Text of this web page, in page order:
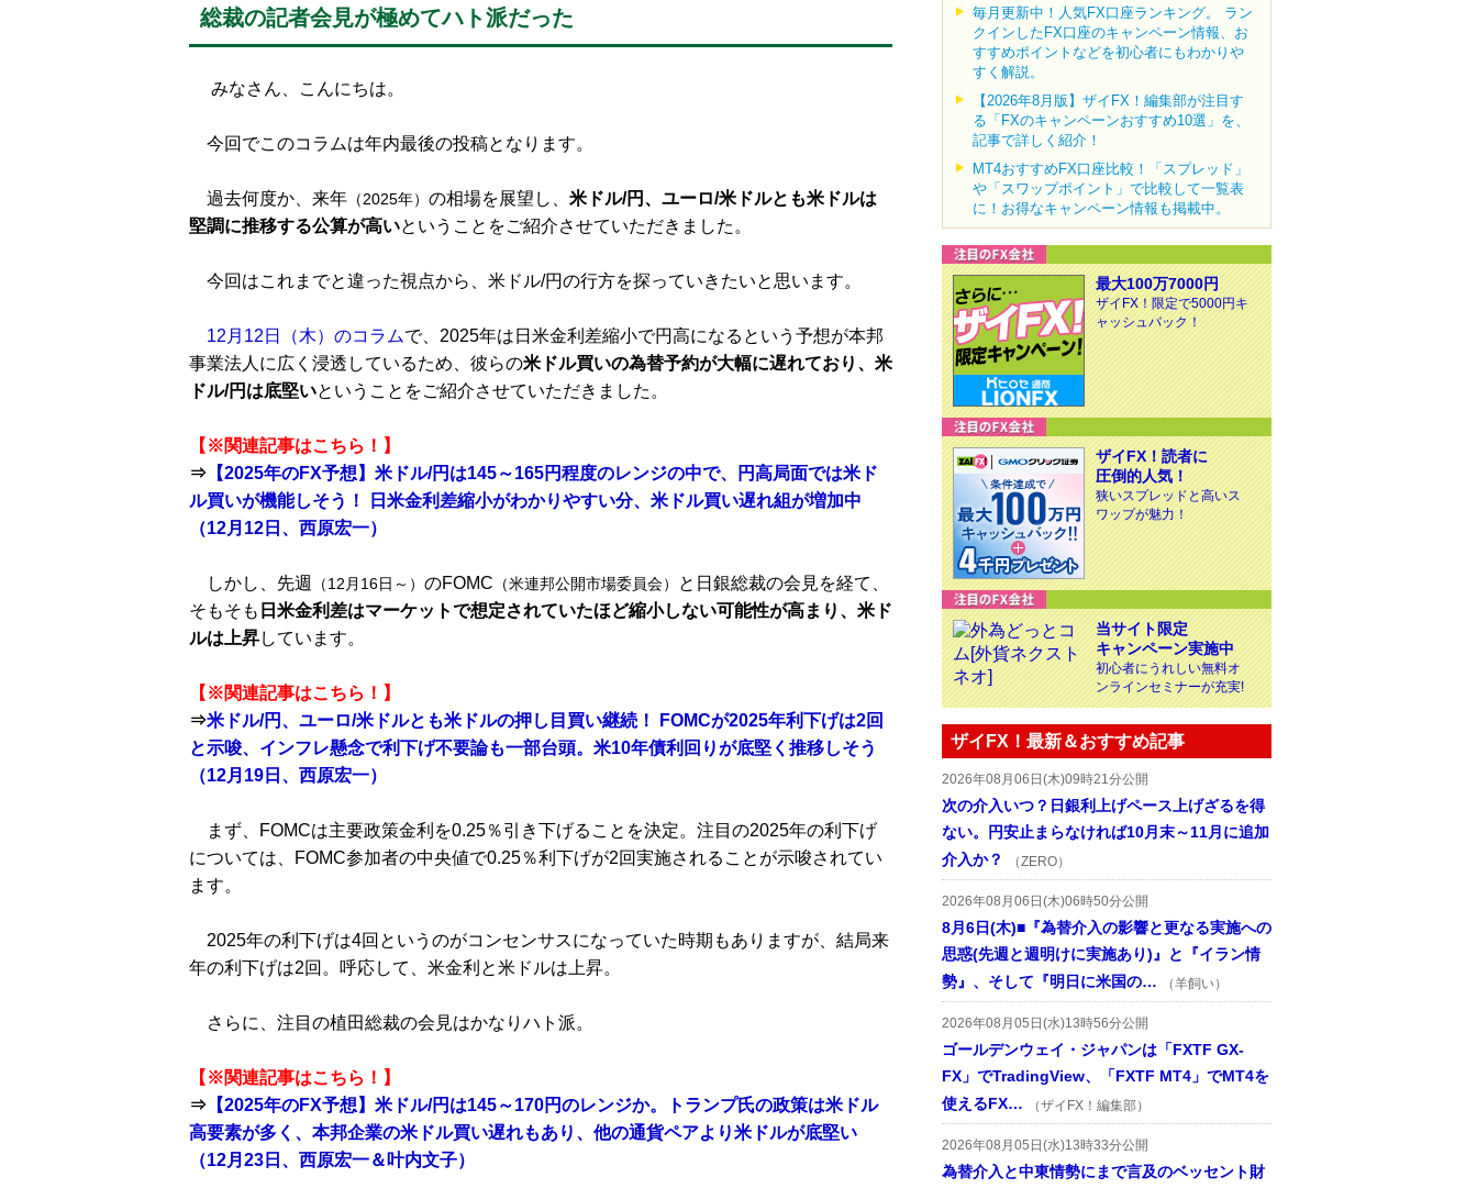
総裁の記者会見が極めてハト派だった
みなさん、こんにちは。
今回でこのコラムは年内最後の投稿となります。
過去何度か、来年 （2025年） の相場を展望し、 米ドル/円、ユーロ/米ドルとも米ドルは
堅調に推移する公算が高いということをご紹介させていただきました。
今回はこれまでと違った視点から、米ドル/円の行方を探っていきたいと思います。
12月12日（木）のコラムで、2025年は日米金利差縮小で円高になるという予想が本邦
事業法人に広く浸透しているため、彼らの米ドル買いの為替予約が大幅に遅れており、米
ドル/円は底堅いということをご紹介させていただきました。
【※関連記事はこちら！】
⇒ 【2025年のFX予想】米ドル/円は145～165円程度のレンジの中で、円高局面では米ド
ル買いが機能しそう！ 日米金利差縮小がわかりやすい分、米ドル買い遅れ組が増加中
（12月12日、西原宏一）
しかし、先週 （12月16日～） のFOMC （米連邦公開市場委員会）
と日銀総裁の会見を経て、
そもそも 日米金利差はマーケットで想定されていたほど縮小しない可能性が高まり、米ド
ルは上昇しています。
【※関連記事はこちら！】
⇒米ドル/円、ユーロ/米ドルとも米ドルの押し目買い継続！ FOMCが2025年利下げは2回
と示唆、インフレ懸念で利下げ不要論も一部台頭。米10年債利回りが底堅く推移しそう
（12月19日、西原宏一）
まず、FOMCは主要政策金利を0.25％引き下げることを決定。注目の2025年の利下げ
については、FOMC参加者の中央値で0.25％利下げが2回実施されることが示唆されてい
ます。
2025年の利下げは4回というのがコンセンサスになっていた時期もありますが、結局来
年の利下げは2回。呼応して、米金利と米ドルは上昇。
さらに、注目の植田総裁の会見はかなりハト派。
【※関連記事はこちら！】
⇒ 【2025年のFX予想】米ドル/円は145～170円のレンジか。トランプ氏の政策は米ドル
高要素が多く、本邦企業の米ドル買い遅れもあり、他の通貨ペアより米ドルが底堅い
（12月23日、西原宏一＆叶内文子）
毎月更新中！人気FX口座ランキング。 ラン
クインしたFX口座のキャンペーン情報、お
すすめポイントなどを初心者にもわかりや
すく解説。
【2026年8月版】ザイFX！編集部が注目す
る「FXのキャンペーンおすすめ10選」を、
記事で詳しく紹介！
MT4おすすめFX口座比較！「スプレッド」
や「スワップポイント」で比較して一覧表
に！お得なキャンペーン情報も掲載中。
最大100万7000円
ザイFX！限定で5000円キ
ャッシュバック！
ザイFX！読者に
圧倒的人気！
狭いスプレッドと高いス
ワップが魅力！
当サイト限定
キャンペーン実施中
初心者にうれしい無料オ
ンラインセミナーが充実!
ザイFX！最新＆おすすめ記事
2026年08月06日(木)09時21分公開
次の介入いつ？日銀利上げペース上げざるを得
ない。円安止まらなければ10月末～11月に追加
介入か？
（ZERO）
2026年08月06日(木)06時50分公開
8月6日(木)■『為替介入の影響と更なる実施への
思惑(先週と週明けに実施あり)』と『イラン情
勢』、そして『明日に米国の…
（羊飼い）
2026年08月05日(水)13時56分公開
ゴールデンウェイ・ジャパンは「FXTF GX-
FX」でTradingView、「FXTF MT4」でMT4を
使えるFX…
（ザイFX！編集部）
2026年08月05日(水)13時33分公開
為替介入と中東情勢にまで言及のベッセント財